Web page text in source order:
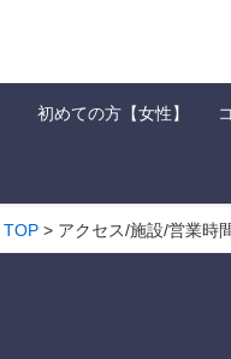
初めての方【女性】
TOP > アクセス/施設/営業時